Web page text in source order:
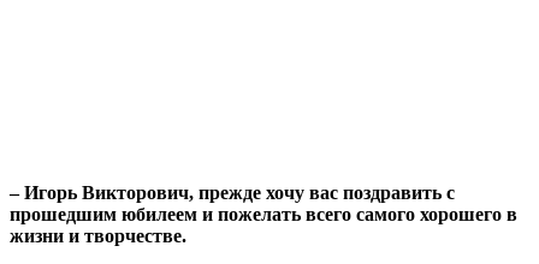
– Игорь Викторович, прежде хочу вас поздравить с
прошедшим юбилеем и пожелать всего самого хорошего в
жизни и творчестве.